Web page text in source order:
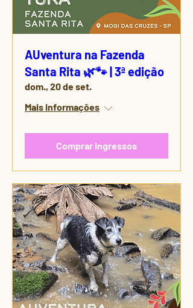
AUventura na Fazenda
Santa Rita 🌿🐾 | 3ª edição
dom., 20 de set.
Mais informações
Comprar ingressos